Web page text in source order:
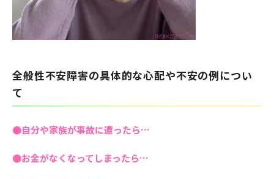
全般性不安障害の具体的な心配や不安の例につい
て
●自分や家族が事故に遭ったら…
●お金がなくなってしまったら…